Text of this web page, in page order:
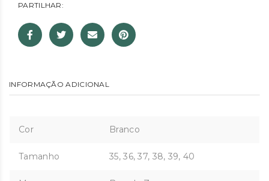
PARTILHAR:
INFORMAÇÃO ADICIONAL
Cor Branco
Tamanho 35, 36, 37, 38, 39, 40